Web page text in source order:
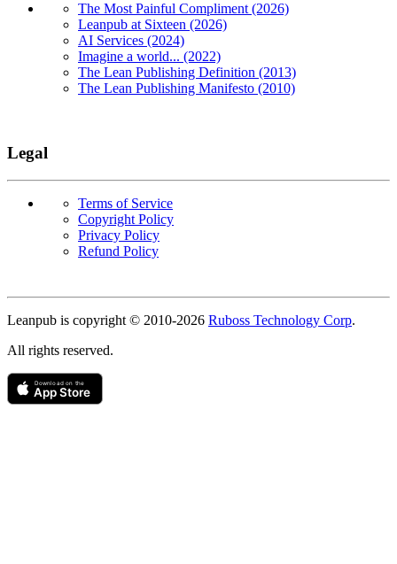
The Most Painful Compliment (2026)
Leanpub at Sixteen (2026)
AI Services (2024)
Imagine a world... (2022)
The Lean Publishing Definition (2013)
The Lean Publishing Manifesto (2010)
Legal
Terms of Service
Copyright Policy
Privacy Policy
Refund Policy
Copyright
Leanpub is copyright © 2010-2026 Ruboss Technology Corp.
All rights reserved.